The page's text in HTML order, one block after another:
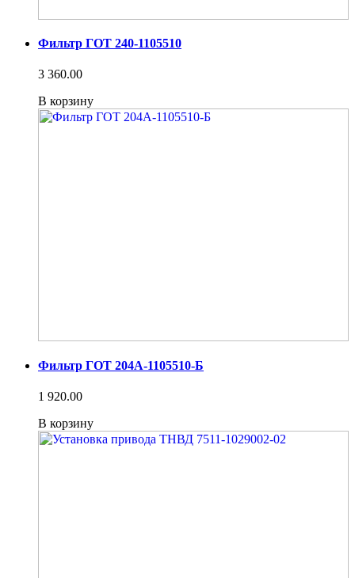
Фильтр ГОТ 240-1105510
3 360.00
В корзину
Фильтр ГОТ 204А-1105510-Б
1 920.00
В корзину